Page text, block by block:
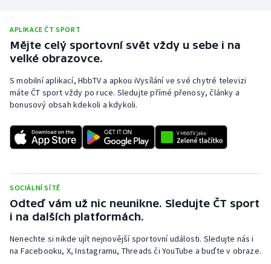
APLIKACE ČT SPORT
Mějte celý sportovní svět vždy u sebe i na
velké obrazovce.
S mobilní aplikací, HbbTV a apkou iVysílání ve své chytré televizi
máte ČT sport vždy po ruce. Sledujte přímé přenosy, články a
bonusový obsah kdekoli a kdykoli.
SOCIÁLNÍ SÍTĚ
Odteď vám už nic neunikne. Sledujte ČT sport
i na dalších platformách.
Nenechte si nikde ujít nejnovější sportovní události. Sledujte nás i
na Facebooku, X, Instagramu, Threads či YouTube a buďte v obraze.